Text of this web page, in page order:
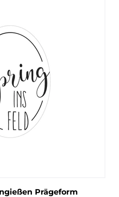
Prägeform